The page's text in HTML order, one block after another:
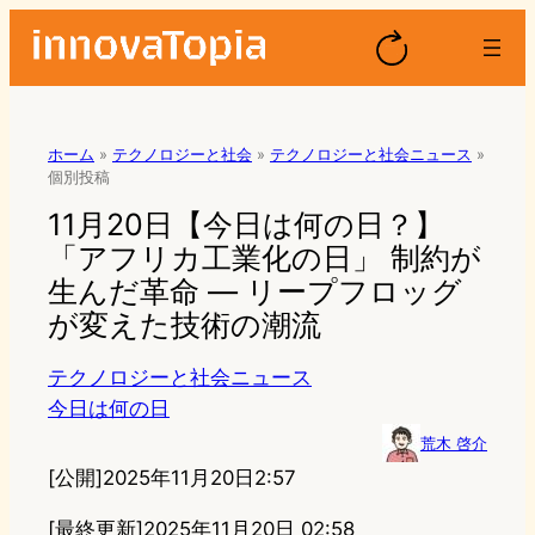
ホーム » テクノロジーと社会 » テクノロジーと社会ニュース »
個別投稿
11月20日【今日は何の日？】
「アフリカ工業化の日」 制約が
生んだ革命 — リープフロッグ
が変えた技術の潮流
テクノロジーと社会ニュース
今日は何の日
荒木 啓介
[公開]2025年11月20日2:57
[最終更新]2025年11月20日 02:58